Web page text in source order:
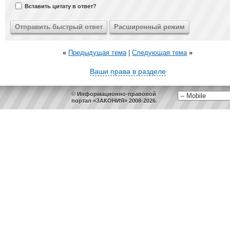
Вставить цитату в ответ?
« Предыдущая тема| Следующая тема »
Ваши права в разделе
© Информационно-правовой
портал «ЗАКОНИЯ» 2008-2026.